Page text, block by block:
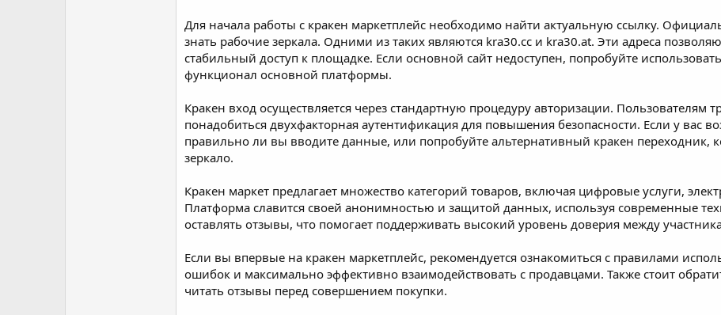
Для начала работы с кракен маркетплейс необходимо найти актуальную ссылку.
знать рабочие зеркала. Одними из таких являются kra30.cc и kra30.at. Эти адреса
стабильный доступ к площадке. Если основной сайт недоступен, попробуйте
функционал основной платформы.
Кракен вход осуществляется через стандартную процедуру авторизации. Пользователям
понадобиться двухфакторная аутентификация для повышения безопасности. Если у вас
правильно ли вы вводите данные, или попробуйте альтернативный кракен переходник,
зеркало.
Кракен маркет предлагает множество категорий товаров, включая цифровые услуги,
Платформа славится своей анонимностью и защитой данных, используя современные
оставлять отзывы, что помогает поддерживать высокий уровень доверия между
Если вы впервые на кракен маркетплейс, рекомендуется ознакомиться с правилами
ошибок и максимально эффективно взаимодействовать с продавцами. Также стоит
читать отзывы перед совершением покупки.